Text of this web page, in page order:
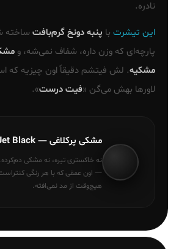
نادره.
این تیشرت با پنبه دونخ گرم‌بافت ساخته
پارچه‌ای که وزن داره، شفاف نمی‌شه، و
مشکیه. لش فیتشم دقیقاً اون چیزیه که
لاورها بهش می‌گن «فیت درست».
مشکی پرکلاغی — Jet Black
نه خاکستری تیره، نه مشکی دم‌کرده.
— اون عمقی که با هر رنگی
هیچ‌وقت از مد نمی‌افته.